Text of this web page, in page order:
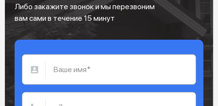
Либо закажите звонок и мы перезвоним
вам сами в течение 15 минут